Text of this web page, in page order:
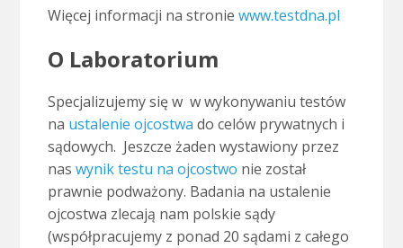
Więcej informacji na stronie www.testdna.pl
O Laboratorium
Specjalizujemy się w w wykonywaniu testów
na ustalenie ojcostwa do celów prywatnych i
sądowych. Jeszcze żaden wystawiony przez
nas wynik testu na ojcostwo nie został
prawnie podważony. Badania na ustalenie
ojcostwa zlecają nam polskie sądy
(współpracujemy z ponad 20 sądami z całego